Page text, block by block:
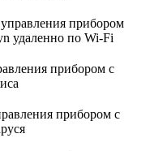
прибором
удаленно по Wi-Fi
прибором с
прибором с